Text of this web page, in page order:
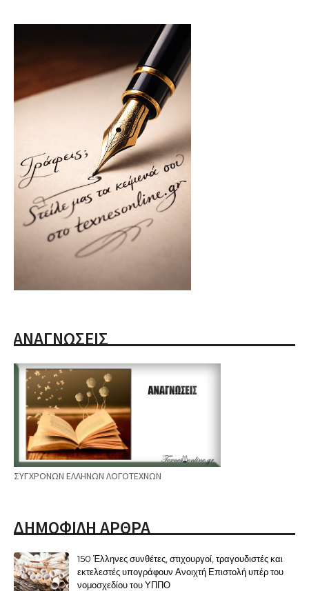
ΑΝΑΓΝΩΣΕΙΣ
ΣΥΓΧΡΟΝΩΝ ΕΛΛΗΝΩΝ ΛΟΓΟΤΕΧΝΩΝ
ΔΗΜΟΦΙΛΗ ΑΡΘΡΑ
150 Έλληνες συνθέτες, στιχουργοί, τραγουδιστές και
εκτελεστές υπογράφουν Ανοιχτή Επιστολή υπέρ του
νομοσχεδίου του ΥΠΠΟ